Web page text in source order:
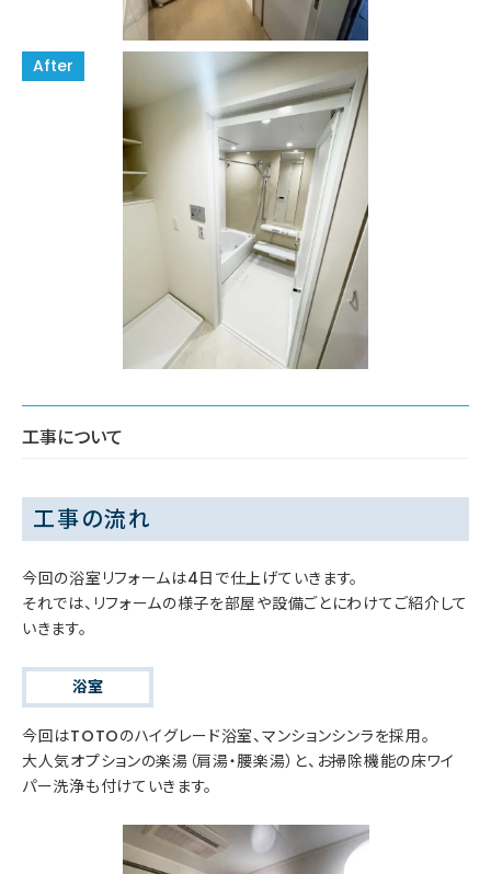
工事について
工事の流れ
今回の浴室リフォームは4日で仕上げていきます。
それでは、リフォームの様子を部屋や設備ごとにわけてご紹介して
いきます。
浴室
今回はTOTOのハイグレード浴室、マンションシンラを採用。
大人気オプションの楽湯（肩湯・腰楽湯）と、お掃除機能の床ワイ
パー洗浄も付けていきます。